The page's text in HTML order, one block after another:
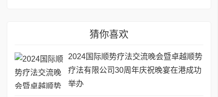
猜你喜欢
2024国际顺势疗法交流晚会暨卓越顺势
疗法有限公司30周年庆祝晚宴在港成功
举办